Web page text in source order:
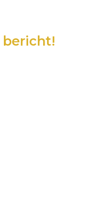
bericht!